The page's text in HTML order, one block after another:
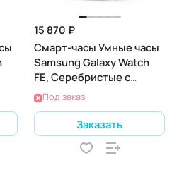
15 870 ₽
Смарт-часы Умные часы
Samsung Galaxy Watch
FE, Серебристые с
синим, 40мм
Под заказ
Заказать